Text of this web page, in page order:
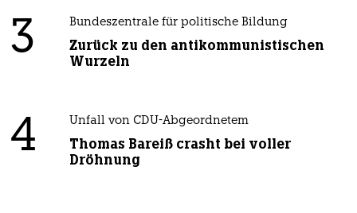
3 Bundeszentrale für politische Bildung
Zurück zu den antikommunistischen
Wurzeln
4 Unfall von CDU-Abgeordnetem
Thomas Bareiß crasht bei voller
Dröhnung